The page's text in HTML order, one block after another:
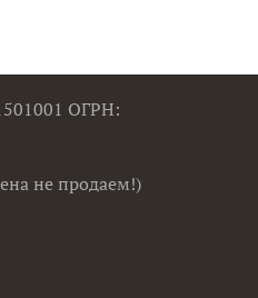
ОГРН:
не продаем!)